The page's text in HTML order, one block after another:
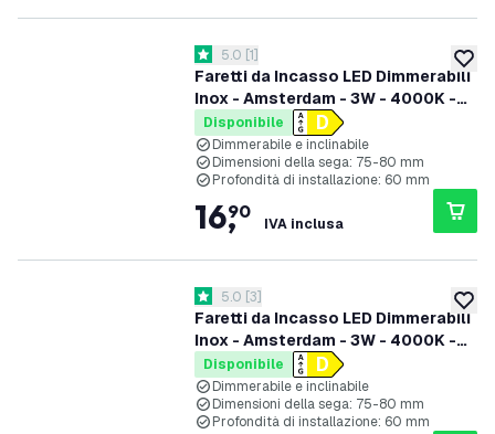
Faretti da Incasso LED Dimmerabili
Inox - Amsterdam - 3W - 4000K -
ø82mm - 3 pack
apri il cassetto delle recensioni
5 stelle di valutazione
5.0 [1]
Disponibile
Dimmerabile e inclinabile
Dimensioni della sega: 75-80 mm
Profondità di installazione: 60 mm
16,
90
IVA inclusa
Faretti da Incasso LED Dimmerabili
Inox - Amsterdam - 3W - 4000K -
ø82mm - 6 pack
apri il cassetto delle recensioni
5 stelle di valutazione
5.0 [3]
Disponibile
Dimmerabile e inclinabile
Dimensioni della sega: 75-80 mm
Profondità di installazione: 60 mm